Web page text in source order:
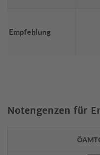
Empfehlung
Notengenzen für